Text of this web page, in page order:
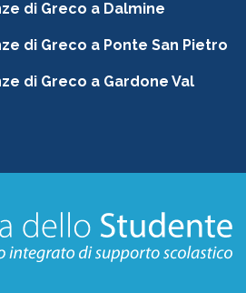
di Greco a Dalmine
di Greco a Ponte San Pietro
di Greco a Gardone Val